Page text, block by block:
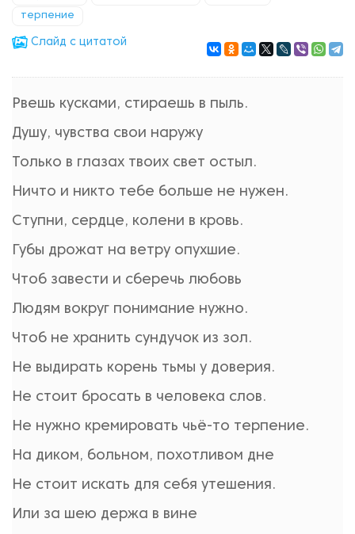
терпение
Cлайд с цитатой
Рвешь кусками, стираешь в пыль.
Душу, чувства свои наружу
Только в глазах твоих свет остыл.
Ничто и никто тебе больше не нужен.
Ступни, сердце, колени в кровь.
Губы дрожат на ветру опухшие.
Чтоб завести и сберечь любовь
Людям вокруг понимание нужно.
Чтоб не хранить сундучок из зол.
Не выдирать корень тьмы у доверия.
Не стоит бросать в человека слов.
Не нужно кремировать чьё-то терпение.
На диком, больном, похотливом дне
Не стоит искать для себя утешения.
Или за шею держа в вине